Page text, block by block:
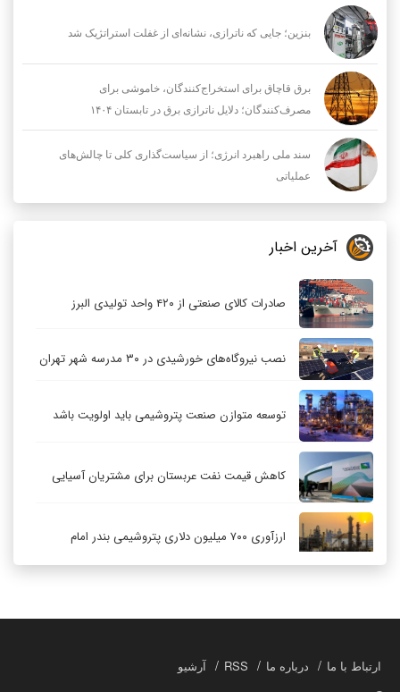
بنزین؛ جایی که ناترازی، نشانه‌ای از غفلت استراتژیک شد
برق قاچاق برای استخراج‌کنندگان، خاموشی برای
مصرف‌کنندگان؛ دلایل ناترازی برق در تابستان ۱۴۰۴
سند ملی راهبرد انرژی؛ از سیاست‌گذاری کلی تا چالش‌های
عملیاتی
آخرین اخبار
صادرات کالای صنعتی از ۴۲۰ واحد تولیدی البرز
نصب نیروگاه‌های خورشیدی در ۳۰ مدرسه شهر تهران
توسعه متوازن صنعت پتروشیمی باید اولویت باشد
کاهش قیمت نفت عربستان برای مشتریان آسیایی
ارزآوری ۷۰۰ میلیون دلاری پتروشیمی بندر امام
ارتباط با ما درباره ما RSS آرشیو